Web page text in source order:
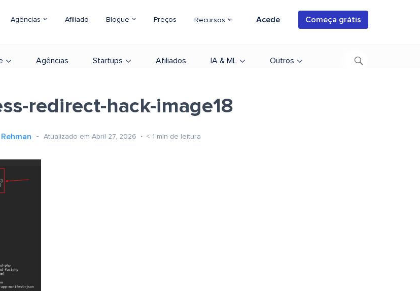
Agências Afiliado Blogue Preços Recursos Acede Começa grátis
Agências Startups Afiliados IA & ML Outros
redirect-hack-image18
Atualizado em Abril 27, 2026 < 1 min de leitura